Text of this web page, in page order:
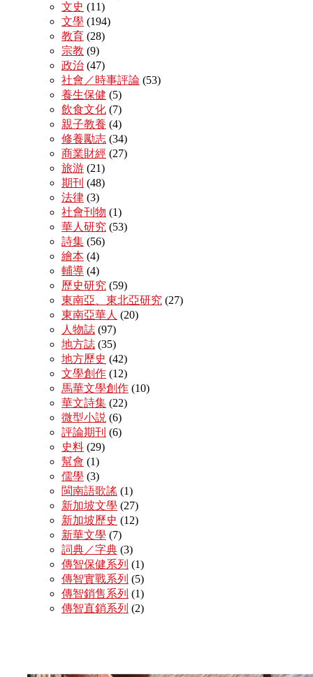
文史 (11)
文學 (194)
教育 (28)
宗教 (9)
政治 (47)
社會／時事評論 (53)
養生保健 (5)
飲食文化 (7)
親子教養 (4)
修養勵志 (34)
商業財經 (27)
旅游 (21)
期刊 (48)
法律 (3)
社會刊物 (1)
華人研究 (53)
詩集 (56)
繪本 (4)
輔導 (4)
歷史研究 (59)
東南亞、東北亞研究 (27)
東南亞華人 (20)
人物誌 (97)
地方誌 (35)
地方歷史 (42)
文學創作 (12)
馬華文學創作 (10)
華文詩集 (22)
微型小説 (6)
評論期刊 (6)
史料 (29)
幫會 (1)
儒學 (3)
閩南語歌謠 (1)
新加坡文學 (27)
新加坡歷史 (12)
新華文學 (7)
詞典／字典 (3)
傳智保健系列 (1)
傳智實戰系列 (5)
傳智銷售系列 (1)
傳智直銷系列 (2)